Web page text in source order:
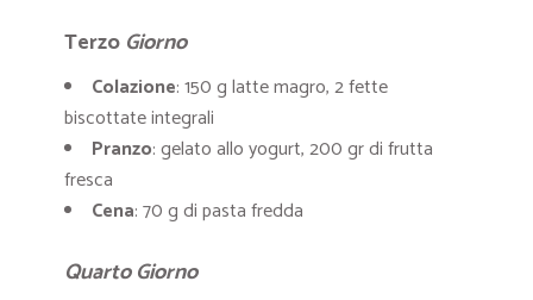
Terzo Giorno
Colazione: 150 g latte magro, 2 fette
biscottate integrali
Pranzo: gelato allo yogurt, 200 gr di frutta
fresca
Cena: 70 g di pasta fredda
Quarto Giorno